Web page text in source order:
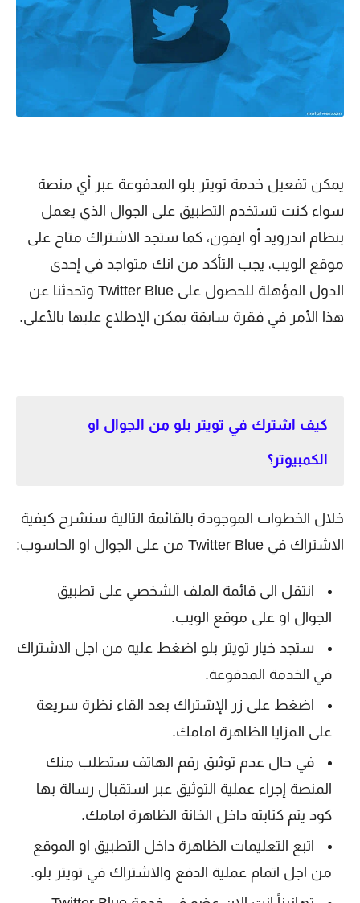
يمكن تفعيل خدمة تويتر بلو المدفوعة عبر أي منصة
سواء كنت تستخدم التطبيق على الجوال الذي يعمل
بنظام اندرويد أو ايفون، كما ستجد الاشتراك متاح على
موقع الويب، يجب التأكد من انك متواجد في إحدى
الدول المؤهلة للحصول على Twitter Blue وتحدثنا عن
هذا الأمر في فقرة سابقة يمكن الإطلاع عليها بالأعلى.
كيف اشترك في تويتر بلو من الجوال او
الكمبيوتر؟
خلال الخطوات الموجودة بالقائمة التالية سنشرح كيفية
الاشتراك في Twitter Blue من على الجوال او الحاسوب:
انتقل الى قائمة الملف الشخصي على تطبيق
الجوال او على موقع الويب.
ستجد خيار تويتر بلو اضغط عليه من اجل الاشتراك
في الخدمة المدفوعة.
اضغط على زر الإشتراك بعد القاء نظرة سريعة
على المزايا الظاهرة امامك.
في حال عدم توثيق رقم الهاتف ستطلب منك
المنصة إجراء عملية التوثيق عبر استقبال رسالة بها
كود يتم كتابته داخل الخانة الظاهرة امامك.
اتبع التعليمات الظاهرة داخل التطبيق او الموقع
من اجل اتمام عملية الدفع والاشتراك في تويتر بلو.